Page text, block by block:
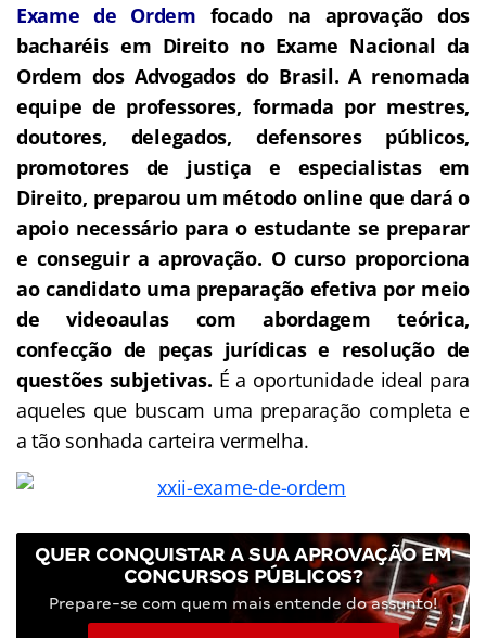
Exame de Ordem focado na aprovação dos
bacharéis em Direito no Exame Nacional da
Ordem dos Advogados do Brasil. A renomada
equipe de professores, formada por mestres,
doutores, delegados, defensores públicos,
promotores de justiça e especialistas em
Direito, preparou um método online que dará o
apoio necessário para o estudante se preparar
e conseguir a aprovação. O curso proporciona
ao candidato uma preparação efetiva por meio
de videoaulas com abordagem teórica,
confecção de peças jurídicas e resolução de
questões subjetivas. É a oportunidade ideal para
aqueles que buscam uma preparação completa e
a tão sonhada carteira vermelha.
QUER CONQUISTAR A SUA APROVAÇÃO EM
CONCURSOS PÚBLICOS?
Prepare-se com quem mais entende do assunto!